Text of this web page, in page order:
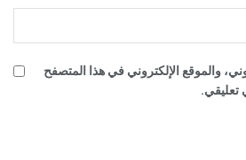
والموقع الإلكتروني في هذا المتصفح
تعليقي.